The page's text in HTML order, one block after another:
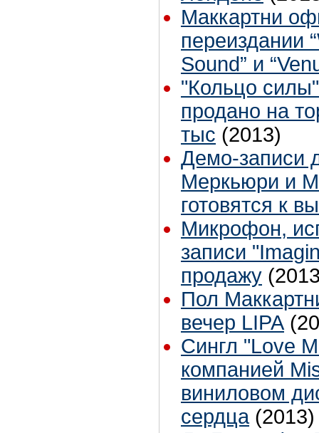
Маккартни
переиздании
Sound” и
"Кольцо
продано на
тыс (2013)
Демо-записи
Меркьюри и
готовятся к
Микрофон,
записи
продажу
Пол
вечер LIPA
Сингл "Love
компанией
виниловом
сердца (2013)